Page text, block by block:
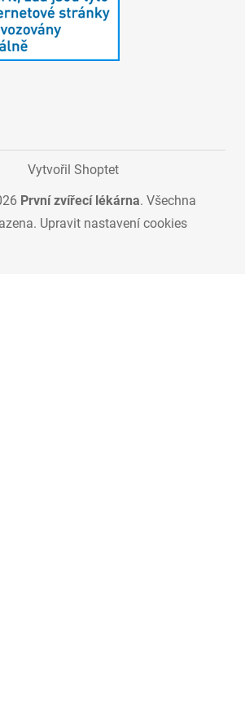
Vytvořil Shoptet
První zvířecí lékárna. Všechna
Upravit nastavení cookies